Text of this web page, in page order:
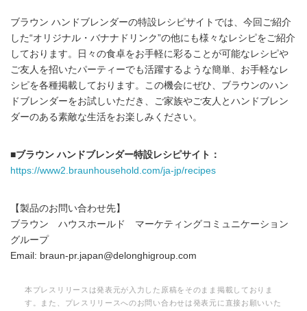
ブラウン ハンドブレンダーの特設レシピサイトでは、今回ご紹介
した“オリジナル・バナナドリンク”の他にも様々なレシピをご紹介
しております。日々の食卓をお手軽に彩ることが可能なレシピや
ご友人を招いたパーティーでも活躍するような簡単、お手軽なレ
シピを各種掲載しております。この機会にぜひ、ブラウンのハン
ドブレンダーをお試しいただき、ご家族やご友人とハンドブレン
ダーのある素敵な生活をお楽しみください。
■ブラウン ハンドブレンダー特設レシピサイト：
https://www2.braunhousehold.com/ja-jp/recipes
【製品のお問い合わせ先】
ブラウン ハウスホールド マーケティングコミュニケーション
グループ
Email: braun-pr.japan@delonghigroup.com
本プレスリリースは発表元が入力した原稿をそのまま掲載しておりま
す。また、プレスリリースへのお問い合わせは発表元に直接お願いいた